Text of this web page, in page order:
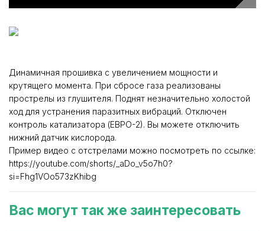
Динамичная прошивка с увеличением мощности и
крутящего момента. При сбросе газа реализованы
прострелы из глушителя. Поднят незначительно холостой
ход для устранения паразитных вибраций. Отключен
контроль катализатора (ЕВРО-2). Вы можете отключить
нижний датчик кислорода.
Пример видео с отстрелами можно посмотреть по ссылке:
https://youtube.com/shorts/_aDo_v5o7h0?
si=Fhg1VOo573zKhibg
Вас могут так же заинтересовать